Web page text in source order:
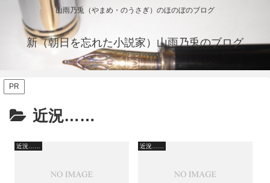
山雨乃兎（やまめ・のうさぎ）のほのぼのブログ
新（朝日を忘れた小説家）山雨乃兎のブログ
PR
近況……
近況…… 近況……